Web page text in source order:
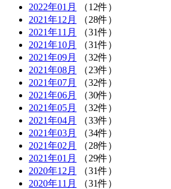
2022年01月
（12件）
2021年12月
（28件）
2021年11月
（31件）
2021年10月
（31件）
2021年09月
（32件）
2021年08月
（23件）
2021年07月
（32件）
2021年06月
（30件）
2021年05月
（32件）
2021年04月
（33件）
2021年03月
（34件）
2021年02月
（28件）
2021年01月
（29件）
2020年12月
（31件）
2020年11月
（31件）